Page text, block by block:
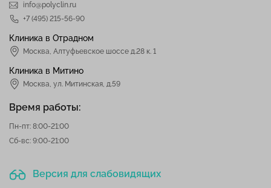
info@polyclin.ru
+7 (495) 215-56-90
Клиника в Отрадном
Москва, Алтуфьевское шоссе д.28 к. 1
Клиника в Митино
Москва, ул. Митинская, д.59
Время работы:
Пн-пт: 8:00-21:00
Сб-вс: 9:00-21:00
Версия для слабовидящих